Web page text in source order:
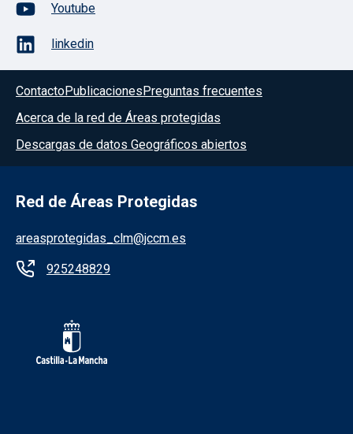
Youtube
linkedin
ContactoPublicacionesPreguntas frecuentes
Acerca de la red de Áreas protegidas
Descargas de datos Geográficos abiertos
Red de Áreas Protegidas
areasprotegidas_clm@jccm.es
925248829